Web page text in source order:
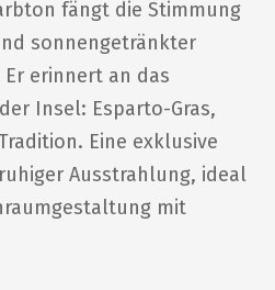
fängt die Stimmung
sonnengetränkter
erinnert an das
Insel: Esparto-Gras,
Eine exklusive
Ausstrahlung, ideal
mit